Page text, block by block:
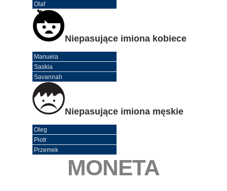
Olaf
Niepasujące imiona kobiece
Manuela
Saskia
Savannah
Niepasujące imiona męskie
Oleg
Piotr
Przemek
MONETA